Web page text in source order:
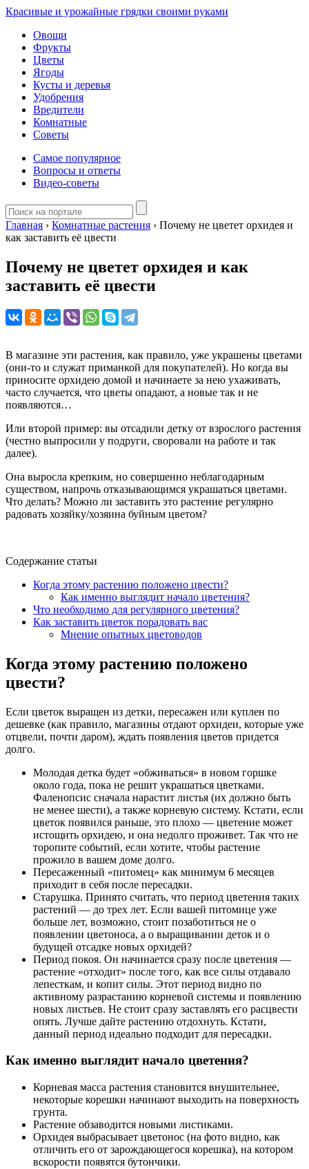
Красивые и урожайные грядки своими руками
Овощи
Фрукты
Цветы
Ягоды
Кусты и деревья
Удобрения
Вредители
Комнатные
Советы
Самое популярное
Вопросы и ответы
Видео-советы
Главная › Комнатные растения › Почему не цветет орхидея и
как заставить её цвести
Почему не цветет орхидея и как
заставить её цвести
В магазине эти растения, как правило, уже украшены цветами
(они-то и служат приманкой для покупателей). Но когда вы
приносите орхидею домой и начинаете за нею ухаживать,
часто случается, что цветы опадают, а новые так и не
появляются…
Или второй пример: вы отсадили детку от взрослого растения
(честно выпросили у подруги, своровали на работе и так
далее).
Она выросла крепким, но совершенно неблагодарным
существом, напрочь отказывающимся украшаться цветами.
Что делать? Можно ли заставить это растение регулярно
радовать хозяйку/хозяина буйным цветом?
Содержание статьи
Когда этому растению положено цвести?
Как именно выглядит начало цветения?
Что необходимо для регулярного цветения?
Как заставить цветок порадовать вас
Мнение опытных цветоводов
Когда этому растению положено
цвести?
Если цветок выращен из детки, пересажен или куплен по
дешевке (как правило, магазины отдают орхидеи, которые уже
отцвели, почти даром), ждать появления цветов придется
долго.
Молодая детка будет «обживаться» в новом горшке
около года, пока не решит украшаться цветками.
Фаленопсис сначала нарастит листья (их должно быть
не менее шести), а также корневую систему. Кстати, если
цветок появился раньше, это плохо — цветение может
истощить орхидею, и она недолго проживет. Так что не
торопите событий, если хотите, чтобы растение
прожило в вашем доме долго.
Пересаженный «питомец» как минимум 6 месяцев
приходит в себя после пересадки.
Старушка. Принято считать, что период цветения таких
растений — до трех лет. Если вашей питомице уже
больше лет, возможно, стоит позаботиться не о
появлении цветоноса, а о выращивании деток и о
будущей отсадке новых орхидей?
Период покоя. Он начинается сразу после цветения —
растение «отходит» после того, как все силы отдавало
лепесткам, и копит силы. Этот период видно по
активному разрастанию корневой системы и появлению
новых листьев. Не стоит сразу заставлять его расцвести
опять. Лучше дайте растению отдохнуть. Кстати,
данный период идеально подходит для пересадки.
Как именно выглядит начало цветения?
Корневая масса растения становится внушительнее,
некоторые корешки начинают выходить на поверхность
грунта.
Растение обзаводится новыми листиками.
Орхидея выбрасывает цветонос (на фото видно, как
отличить его от зарождающегося корешка), на котором
вскорости появятся бутончики.